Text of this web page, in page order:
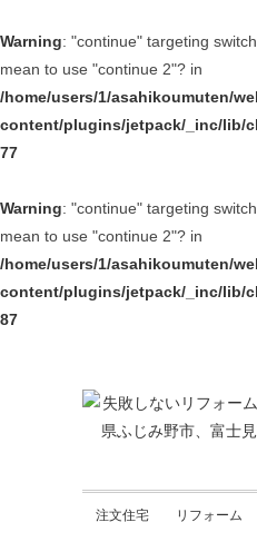
Warning: "continue" targeting
mean to use "continue 2"? in
/home/users/1/asahikoumuten/
content/plugins/jetpack/_inc/lib/
77
Warning: "continue" targeting
mean to use "continue 2"? in
/home/users/1/asahikoumuten/
content/plugins/jetpack/_inc/lib/
87
注文住宅 リフォーム